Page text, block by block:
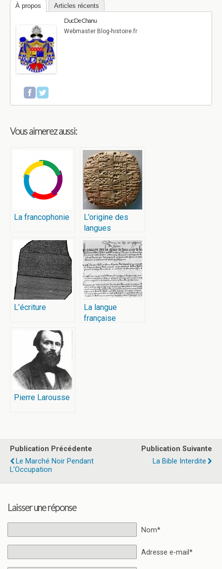
À propos
Articles récents
Duc De Chanu
Webmaster Blog-histoire.fr
Vous aimerez aussi:
La francophonie
L’origine des
langues
L’écriture
La langue
française
Pierre Larousse
Publication Précédente
Le Marché Noir Pendant
L'Occupation
Publication Suivante
La Bible Interdite
Laisser une réponse
Nom*
Adresse e-mail*